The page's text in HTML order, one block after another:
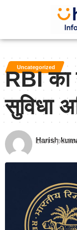
Uncategorized
RBI का
सुविधा
Harish
Last